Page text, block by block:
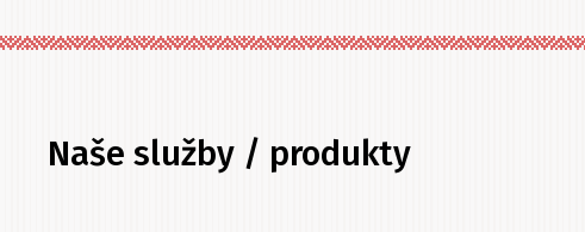
Naše služby / produkty